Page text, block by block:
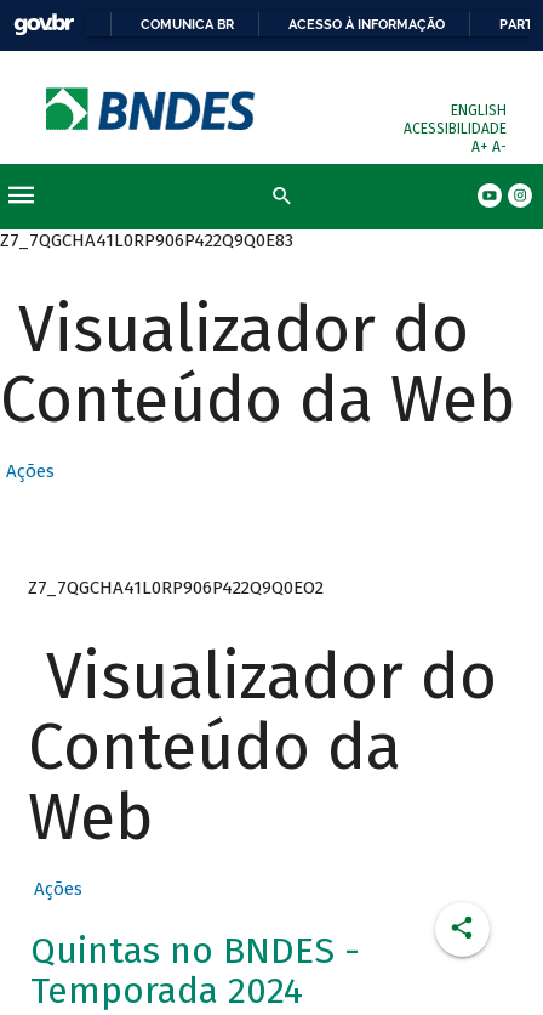
COMUNICA BR ACESSO À INFORMAÇÃO
ENGLISH
ACESSIBILIDADE
A+ A-
Z7_7QGCHA41L0RP906P422Q9Q0E83
Visualizador do
Conteúdo da Web
Ações
Z7_7QGCHA41L0RP906P422Q9Q0EO2
Visualizador do
Conteúdo da
Web
Ações
Quintas no BNDES -
Temporada 2024